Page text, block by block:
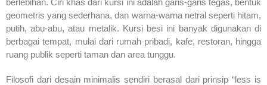
geometris yang sederhana, dan warna-warna netral seperti hitam,
putih, abu-abu, atau metalik. Kursi besi ini banyak digunakan di
berbagai tempat, mulai dari rumah pribadi, kafe, restoran, hingga
ruang publik seperti taman dan area tunggu.
Filosofi dari desain minimalis sendiri berasal dari prinsip “less is